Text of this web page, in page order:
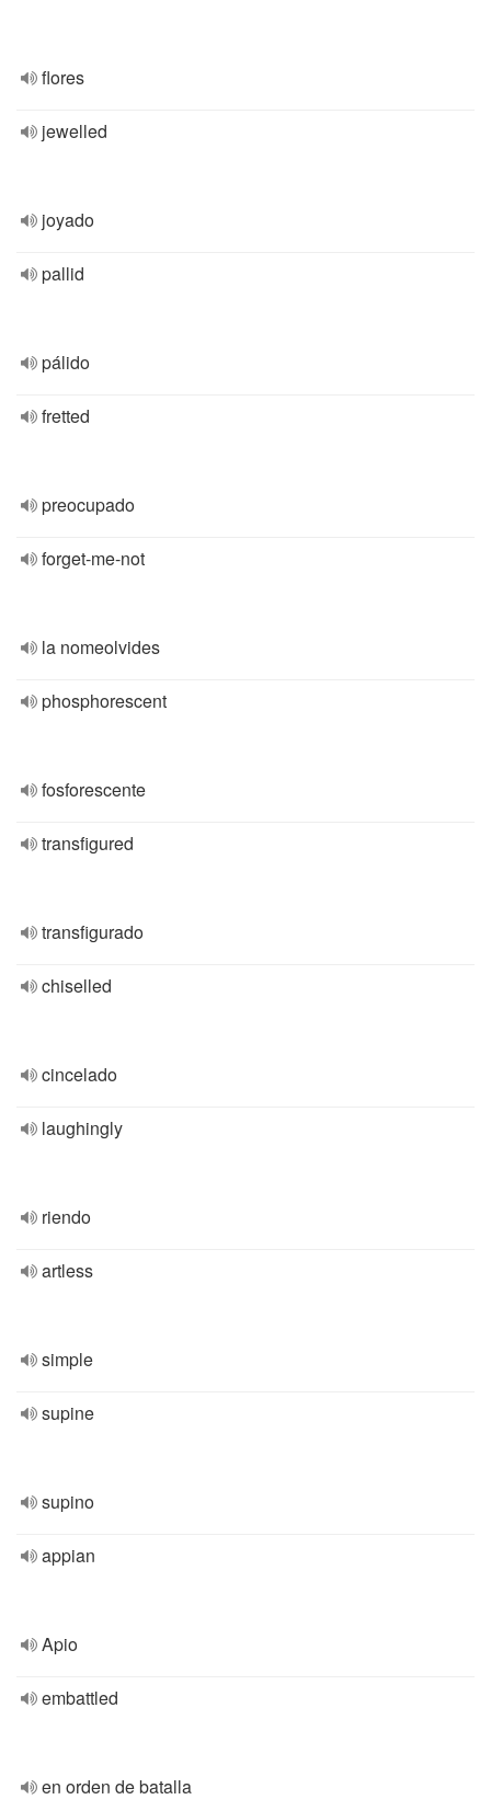
flores
jewelled
joyado
pallid
pálido
fretted
preocupado
forget-me-not
la nomeolvides
phosphorescent
fosforescente
transfigured
transfigurado
chiselled
cincelado
laughingly
riendo
artless
simple
supine
supino
appian
Apio
embattled
en orden de batalla